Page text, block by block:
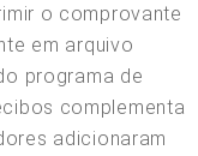
o comprovante
em arquivo
programa de
complementa
adicionaram